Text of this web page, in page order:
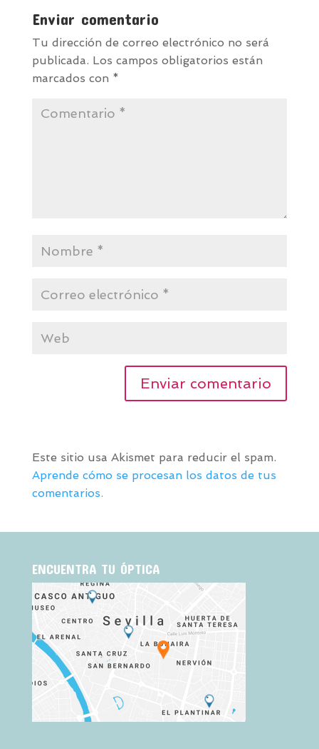
Enviar comentario
Tu dirección de correo electrónico no será
publicada. Los campos obligatorios están
marcados con *
Este sitio usa Akismet para reducir el spam.
Aprende cómo se procesan los datos de tus
comentarios.
ENCUENTRA TU ÓPTICA